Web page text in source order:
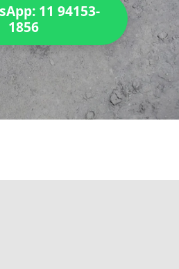
11 94153-
1856